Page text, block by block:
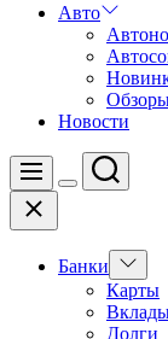
Авто
Новости
Меню
Цвет
Поиск
Закрыть
Банки
Карты
Долги